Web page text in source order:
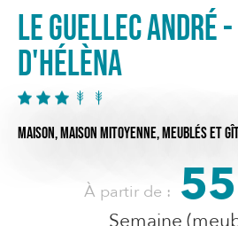
LE GUELLEC André
d'Hélèna
MAISON,MAISON MITOYENNE,MEUBLÉS ET
À partir de :